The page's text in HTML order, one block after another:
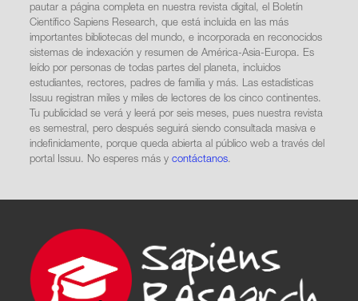
pautar a página completa en nuestra revista digital, el Boletín
Científico Sapiens Research, que está incluida en las más
importantes bibliotecas del mundo, e incorporada en reconocidos
sistemas de indexación y resumen de América-Asia-Europa. Es
leído por personas de todas partes del planeta, incluidos
estudiantes, rectores, padres de familia y más. Las estadísticas
Issuu registran miles y miles de lectores de los cinco continentes.
Tu publicidad se verá y leerá por seis meses, pues nuestra revista
es semestral, pero después seguirá siendo consultada masiva e
indefinidamente, porque queda abierta al público web a través del
portal Issuu. No esperes más y contáctanos.